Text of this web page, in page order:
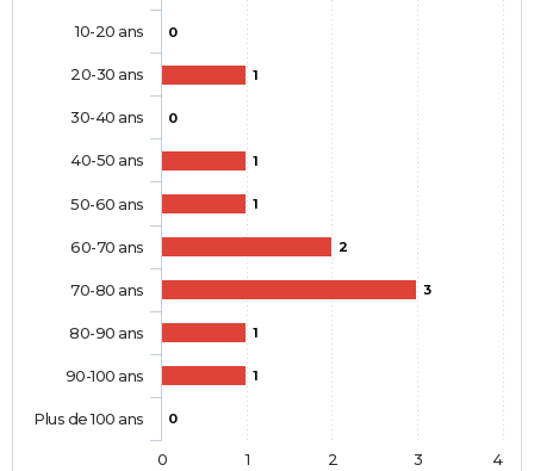
0
1
0
1
1
2
3
1
1
0
10-20 ans
20-30 ans
30-40 ans
40-50 ans
50-60 ans
60-70 ans
70-80 ans
80-90 ans
90-100 ans
Plus de 100 ans
0 1 2 3 4